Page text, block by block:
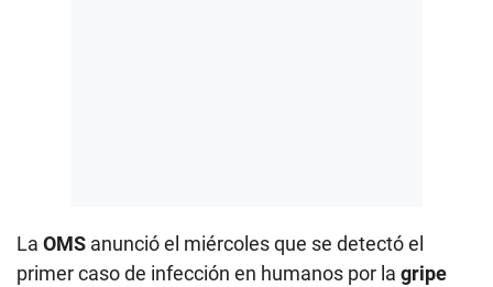
La OMS anunció el miércoles que se detectó el
primer caso de infección en humanos por la gripe